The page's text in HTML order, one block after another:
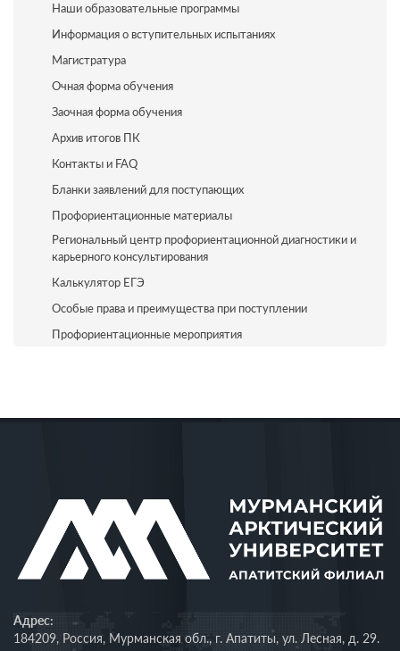
Наши образовательные программы
Информация о вступительных испытаниях
Магистратура
Очная форма обучения
Заочная форма обучения
Архив итогов ПК
Контакты и FAQ
Бланки заявлений для поступающих
Профориентационные материалы
Региональный центр профориентационной диагностики и
карьерного консультирования
Калькулятор ЕГЭ
Особые права и преимущества при поступлении
Профориентационные мероприятия
Адрес:
184209, Россия, Мурманская обл., г. Апатиты, ул. Лесная, д. 29.